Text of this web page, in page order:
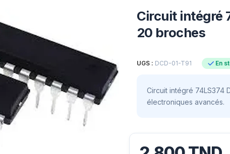
Circuit intégré
20 broches
UGS : DCD-01-T91 En
Circuit intégré 74LS374
électroniques avancés.